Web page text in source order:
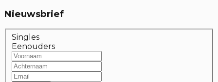
Nieuwsbrief
Singles
Eenouders